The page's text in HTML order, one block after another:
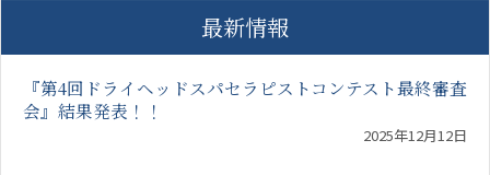
最新情報
『第4回ドライヘッドスパセラピストコンテスト最終審査
会』結果発表！！
2025年12月12日